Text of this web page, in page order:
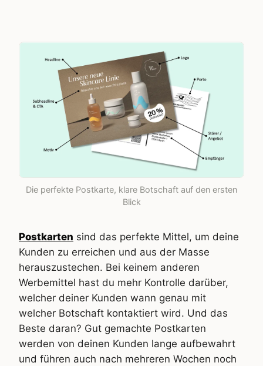
Die perfekte Postkarte, klare Botschaft auf den ersten
Blick
Postkarten sind das perfekte Mittel, um deine
Kunden zu erreichen und aus der Masse
herauszustechen. Bei keinem anderen
Werbemittel hast du mehr Kontrolle darüber,
welcher deiner Kunden wann genau mit
welcher Botschaft kontaktiert wird. Und das
Beste daran? Gut gemachte Postkarten
werden von deinen Kunden lange aufbewahrt
und führen auch nach mehreren Wochen noch